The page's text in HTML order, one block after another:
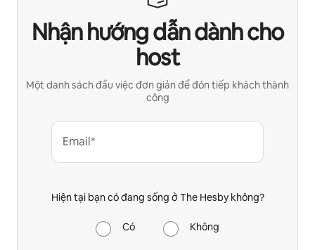
Nhận hướng dẫn dành cho
host
Một danh sách đầu việc đơn giản để đón tiếp khách thành
công
Email*
Hiện tại bạn có đang sống ở The Hesby không?
Có Không